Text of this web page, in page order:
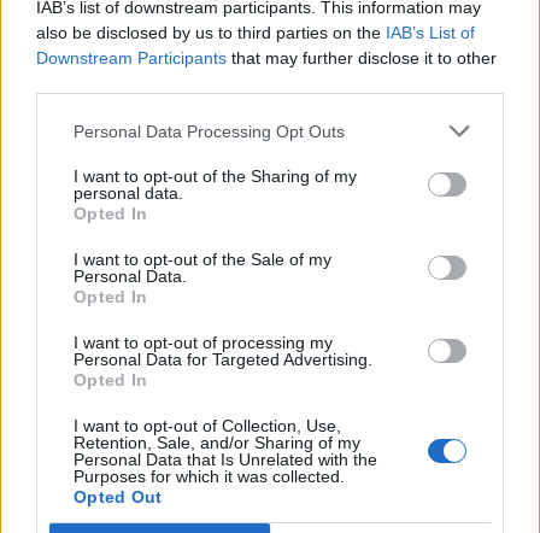
IAB’s list of downstream participants. This information may
also be disclosed by us to third parties on the IAB’s List of
Downstream Participants that may further disclose it to other
Personal Data Processing Opt Outs
I want to opt-out of the Sharing of my
personal data.
Opted In
I want to opt-out of the Sale of my
Personal Data.
Opted In
I want to opt-out of processing my
Personal Data for Targeted Advertising.
Opted In
I want to opt-out of Collection, Use,
Retention, Sale, and/or Sharing of my
Personal Data that Is Unrelated with the
Purposes for which it was collected.
Opted Out
ΥΠΕΝ: Πρόσκληση στους ΦοΔΣΑ για
την διαχείριση των αστικών
αποβλήτων, την ανακύκλωση και
ΠΕΡΙΒΑΛΛΟΝ
02/06/2026 - 10:15